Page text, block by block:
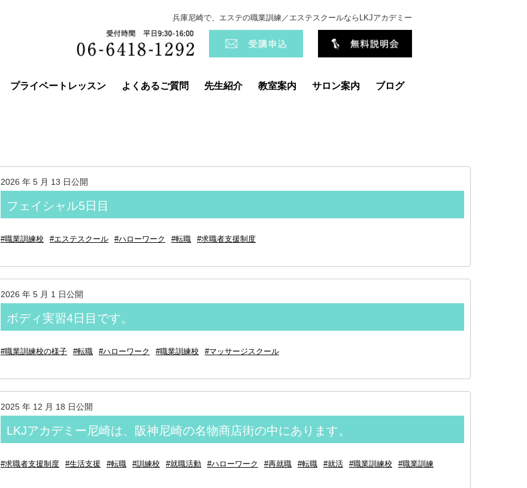
兵庫尼崎で、エステの職業訓練／エステスクールならLKJアカデミー
プライベートレッスン よくあるご質問 先生紹介 教室案内 サロン案内 ブログ
2026 年 5 月 13 日公開
フェイシャル5日目
#職業訓練校 #エステスクール #ハローワーク #転職 #求職者支援制度
2026 年 5 月 1 日公開
ボディ実習4日目です。
#職業訓練校の様子 #転職 #ハローワーク #職業訓練校 #マッサージスクール
2025 年 12 月 18 日公開
LKJアカデミー尼崎は、阪神尼崎の名物商店街の中にあります。
#求職者支援制度 #生活支援 #転職 #訓練校 #就職活動 #ハローワーク #再就職 #転職 #就活 #職業訓練校 #職業訓練